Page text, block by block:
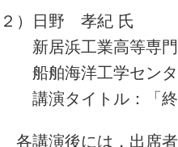
２）日野 孝紀 氏
新居浜工業高等専門
船舶海洋工学センタ
講演タイトル：「終
各講演後には，出席